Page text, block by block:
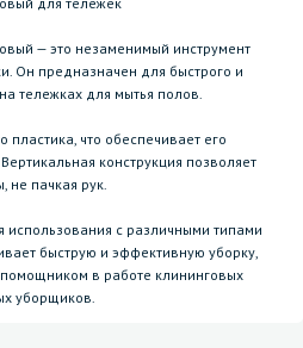
— это незаменимый инструмент
Он предназначен для быстрого и
тележках для мытья полов.
пластика, что обеспечивает его
конструкция позволяет
не пачкая рук.
использования с различными типами
быструю и эффективную уборку,
в работе клининговых
уборщиков.